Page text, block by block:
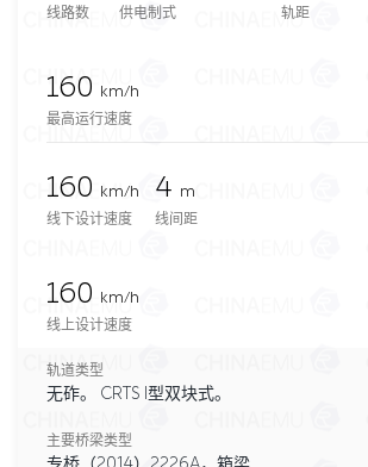
线路数
供电制式
轨距
160
km/h
最高运行速度
160
km/h
线下设计速度
4 m
线间距
160
km/h
线上设计速度
轨道类型
无砟。 CRTS I型双块式。
主要桥梁类型